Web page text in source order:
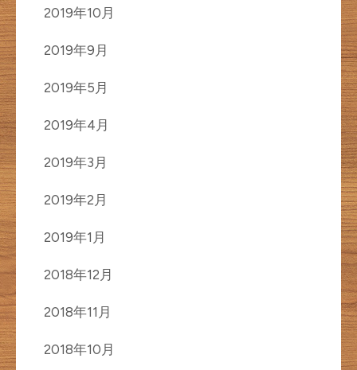
2019年10月
2019年9月
2019年5月
2019年4月
2019年3月
2019年2月
2019年1月
2018年12月
2018年11月
2018年10月